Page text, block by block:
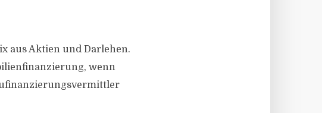
aus Aktien und Darlehen.
wenn